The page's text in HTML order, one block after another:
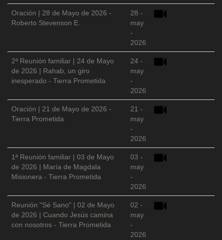
Oración | 28 de Mayo de 2026 -
Roberto Stevenson E.
28 -
may
-
2026
2ª Reunión familiar | 24 de Mayo
de 2026 | Rahab, un giro
inesperado - Tierra Prometida
24 -
may
-
2026
Oración | 21 de Mayo de 2026 -
Tierra Prometida
21 -
may
-
2026
1ª Reunión familiar | 03 de Mayo
de 2026 | María de Magdala
Misionera - Tierra Prometida
03 -
may
-
2026
Reunión "Sé Sano" | 02 de Mayo
de 2026 | Cuando Jesús camina
con nosotros - Tierra Prometida
02 -
may
-
2026